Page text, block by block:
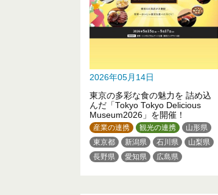
2026年05月14日
東京の多彩な食の魅力を 詰め込
んだ「Tokyo Tokyo Delicious
Museum2026」を開催！
産業の連携 観光の連携
山形県
東京都
新潟県 石川県
山梨県
長野県
愛知県 広島県